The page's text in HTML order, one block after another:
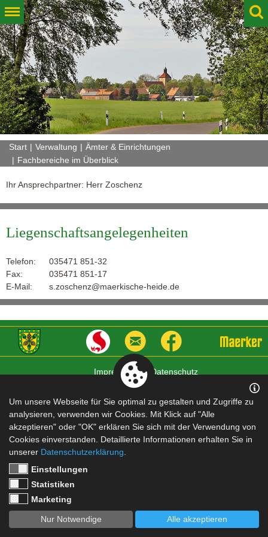
Start Verwaltung
Ämter & Einrichtungen
Fachbereiche im Überblick
Ihr Ansprechpartner: Herr Zoschenz
Liegenschaftsangelegenheiten
Telefon:
035471 851-32
Fax:
035471 851-17
E-Mail:
s.zoschenz@maerkische-heide.de
Impressum | Datenschutz
Um unsere Webseite für Sie optimal zu gestalten und Zugriffe zu
analysieren, verwenden wir Cookies. Mit Klick auf "Alle
akzeptieren" oder "OK" erklären Sie sich mit der Verwendung von
Cookies einverstanden. Detaillierte Informationen erhalten Sie in
unserer Datenschutzerklärung
Einstellungen
Statistiken
Marketing
Nur Notwendige Alle akzeptieren